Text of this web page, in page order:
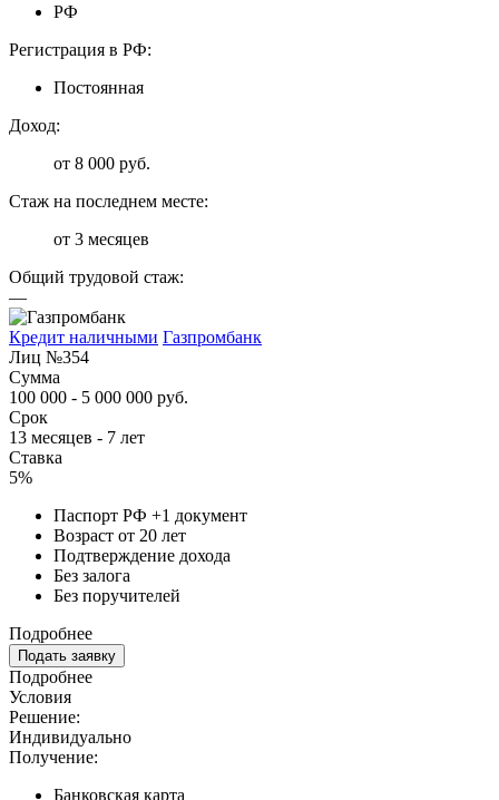
РФ
Регистрация в РФ:
Постоянная
Доход:
от 8 000 руб.
Стаж на последнем месте:
от 3 месяцев
Общий трудовой стаж:
—
Кредит наличными Газпромбанк
Лиц №354
Сумма
100 000 - 5 000 000 руб.
Срок
13 месяцев - 7 лет
Ставка
5%
Паспорт РФ +1 документ
Возраст от 20 лет
Подтверждение дохода
Без залога
Без поручителей
Подробнее
Подать заявку
Подробнее
Условия
Решение:
Индивидуально
Получение:
Банковская карта